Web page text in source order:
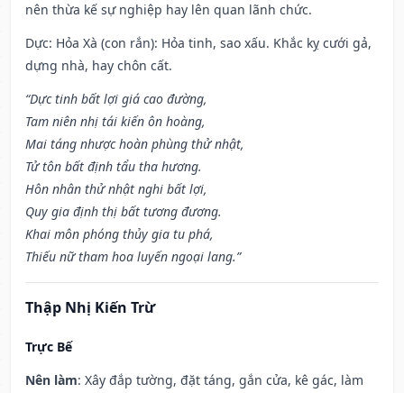
nên thừa kế sự nghiệp hay lên quan lãnh chức.
Dực: Hỏa Xà (con rắn): Hỏa tinh, sao xấu. Khắc kỵ cưới gả,
dựng nhà, hay chôn cất.
“Dực tinh bất lợi giá cao đường,
Tam niên nhị tái kiến ôn hoàng,
Mai táng nhược hoàn phùng thử nhật,
Tử tôn bất định tẩu tha hương.
Hôn nhân thử nhật nghi bất lợi,
Quy gia định thị bất tương đương.
Khai môn phóng thủy gia tu phá,
Thiếu nữ tham hoa luyến ngoại lang.”
Thập Nhị Kiến Trừ
Trực Bế
Nên làm: Xây đắp tường, đặt táng, gắn cửa, kê gác, làm